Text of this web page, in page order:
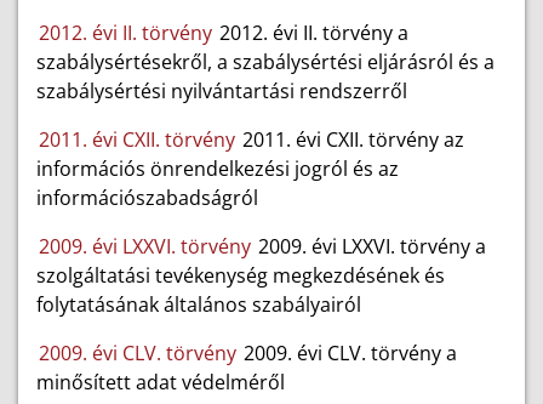
2012. évi II. törvény 2012. évi II. törvény a
szabálysértésekről, a szabálysértési eljárásról és a
szabálysértési nyilvántartási rendszerről
2011. évi CXII. törvény 2011. évi CXII. törvény az
információs önrendelkezési jogról és az
információszabadságról
2009. évi LXXVI. törvény 2009. évi LXXVI. törvény a
szolgáltatási tevékenység megkezdésének és
folytatásának általános szabályairól
2009. évi CLV. törvény 2009. évi CLV. törvény a
minősített adat védelméről